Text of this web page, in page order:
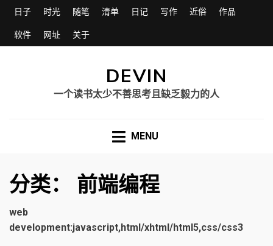
日子 时光 随笔 清单 日记 写作 近俗 作品
软件 网址 关于
DEVIN
一个读书太少不善思考且缺乏毅力的人
MENU
分类： 前端编程
web
development:javascript,html/xhtml/html5,css/css3